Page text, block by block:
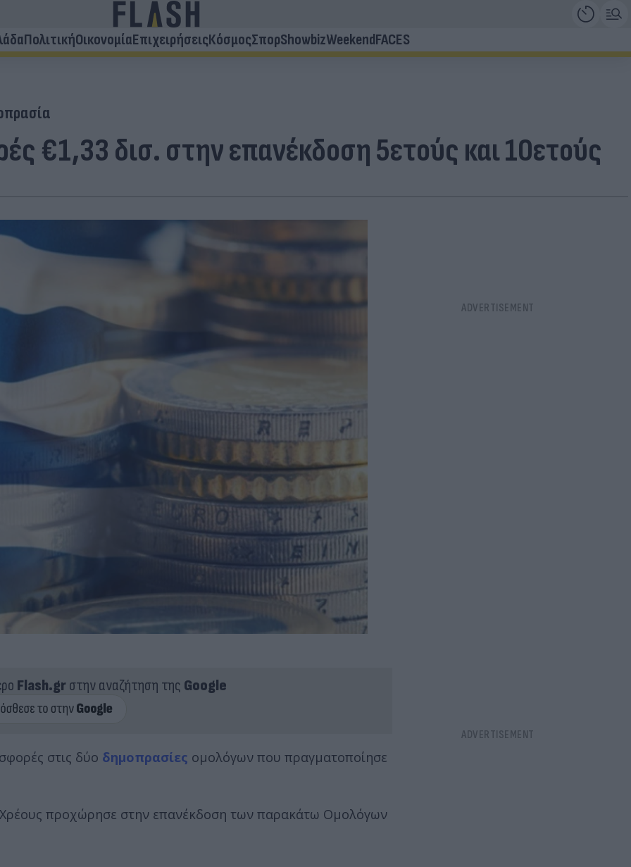
ΠολιτικήΟικονομίαΕπιχειρήσειςΚόσμοςΣπορShowbizWeekendFACES
€1,33 δισ. στην επανέκδοση 5ετούς και 10ετούς
Flash.grστην αναζήτηση της Google
στις δύο δημοπρασίες ομολόγων που πραγματοποίησε
Χρέους προχώρησε στην επανέκδοση των παρακάτω Ομολόγων